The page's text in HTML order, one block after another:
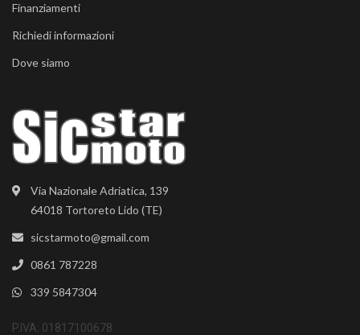
Via Nazionale Adriatica, 139
64018 Tortoreto Lido (TE)
sicstarmoto@gmail.com
0861 787228
339 5847304
P.IVA: 01817100678
Finanziamenti
Richiedi informazioni
Dove siamo